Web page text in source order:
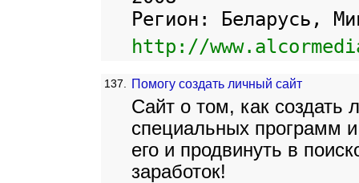
Регион: Беларусь,
http://
137. Помогу создать личный сайт
Сайт о том, как создать
специальных программ
его и продвинуть в
заработок!